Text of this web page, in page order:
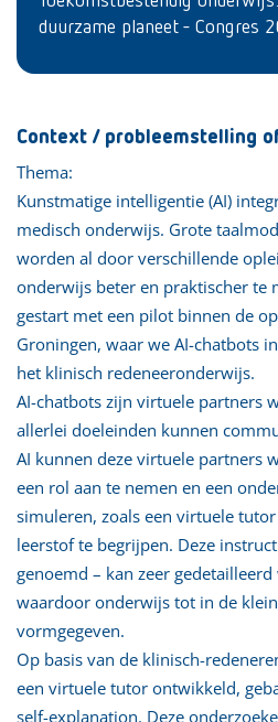
duurzame planeet - Congres
Context / probleemstelling
Thema:
Kunstmatige intelligentie (AI)
medisch onderwijs. Grote
worden al door verschillende
onderwijs beter en praktischer te
gestart met een pilot binnen de
Groningen, waar we AI-chatbots
het klinisch redeneeronderwijs.
AI-chatbots zijn virtuele partners
allerlei doeleinden kunnen
AI kunnen deze virtuele partners
een rol aan te nemen en een
simuleren, zoals een virtuele
leerstof te begrijpen. Deze
genoemd – kan zeer
waardoor onderwijs tot in de
vormgegeven.
Op basis van de klinisch-
een virtuele tutor ontwikkeld,
self-explanation. Deze